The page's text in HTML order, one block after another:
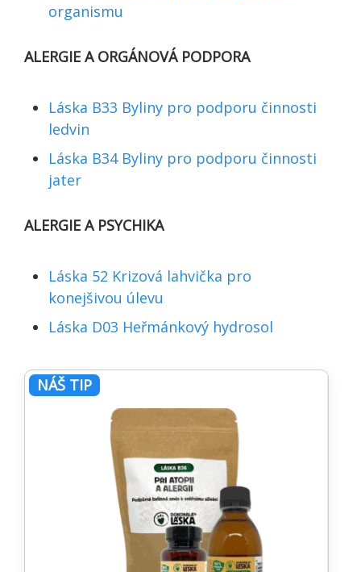
organismu
ALERGIE A ORGÁNOVÁ PODPORA
Láska B33 Byliny pro podporu činnosti
ledvin
Láska B34 Byliny pro podporu činnosti
jater
ALERGIE A PSYCHIKA
Láska 52 Krizová lahvička pro
konejšivou úlevu
Láska D03 Heřmánkový hydrosol
NÁŠ TIP